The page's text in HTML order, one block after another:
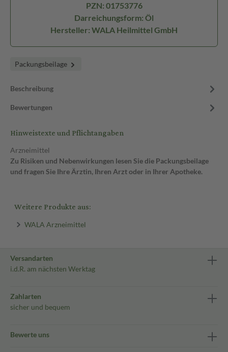
PZN: 01753776
Darreichungsform: Öl
Hersteller: WALA Heilmittel GmbH
Packungsbeilage
Beschreibung
Bewertungen
Hinweistexte und Pflichtangaben
Arzneimittel
Zu Risiken und Nebenwirkungen lesen Sie die Packungsbeilage
und fragen Sie Ihre Ärztin, Ihren Arzt oder in Ihrer Apotheke.
Weitere Produkte aus:
WALA Arzneimittel
Versandarten
i.d.R. am nächsten Werktag
Zahlarten
sicher und bequem
Bewerte uns